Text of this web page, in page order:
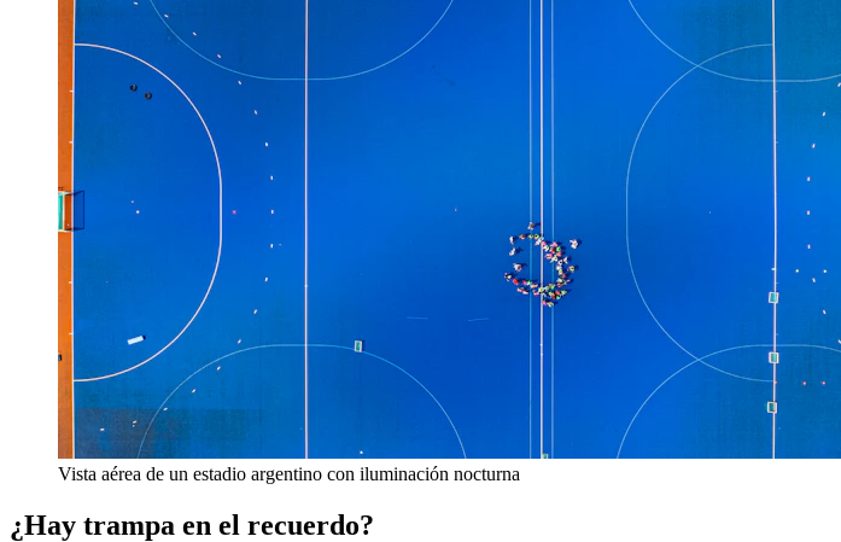
Vista aérea de un estadio argentino con iluminación nocturna
¿Hay trampa en el recuerdo?